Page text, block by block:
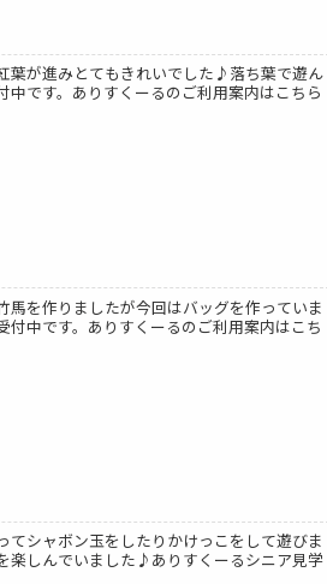
葉が進みとてもきれいでした♪落ち葉で遊ん
です。ありすくーるのご利用案内はこちら
を作りましたが今回はバッグを作っていま
中です。ありすくーるのご利用案内はこち
シャボン玉をしたりかけっこをして遊びま
楽しんでいました♪ありすくーるシニア見学